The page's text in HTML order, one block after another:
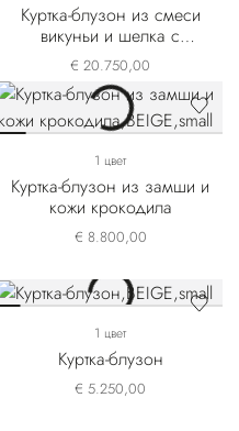
Куртка-блузон из смеси
викуньи и шелка с
крокодиловой кожей
выделки нубук
€ 20.750,00
1 цвет
Куртка-блузон из замши и
кожи крокодила
€ 8.800,00
1 цвет
Куртка-блузон
€ 5.250,00